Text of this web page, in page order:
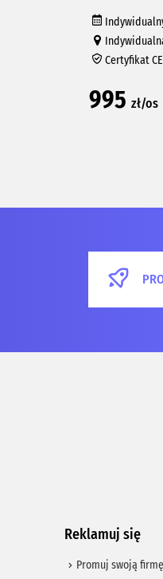
Indywidualny
Indywidualna
Certyfikat CERTO
995zł/os
Reklamuj się
Promuj swoją firmę